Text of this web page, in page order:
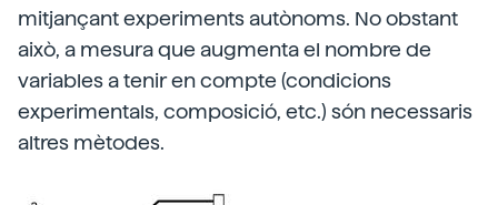
mitjançant experiments autònoms. No obstant
això, a mesura que augmenta el nombre de
variables a tenir en compte (condicions
experimentals, composició, etc.) són necessaris
altres mètodes.